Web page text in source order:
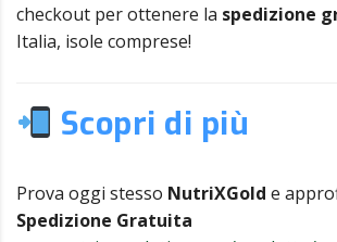
checkout per ottenere la spedizione
Italia, isole comprese!
Scopri di più
Prova oggi stesso NutriXGold e
Spedizione Gratuita